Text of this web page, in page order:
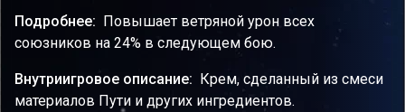
Подробнее: Повышает ветряной урон всех
союзников на 24% в следующем бою.
Внутриигровое описание: Крем, сделанный из смеси
материалов Пути и других ингредиентов.